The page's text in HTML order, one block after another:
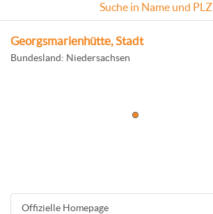
Suche in Name und PLZ
Georgsmarienhütte, Stadt
Bundesland: Niedersachsen
Offizielle Homepage